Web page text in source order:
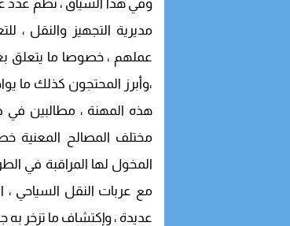
وفي هذا السياق ، نظم عدد
مديرية التجهيز والنقل ،
عملهم ، خصوصا ما يتعلق
،وأبرز المحتجون كذلك ما
هذه المهنة ، مطالبين في
مختلف المصالح المعنية
المخول لها المراقبة في
مع عربات النقل السياحي ،
عديدة ، وإكتشاف ما تزخر به